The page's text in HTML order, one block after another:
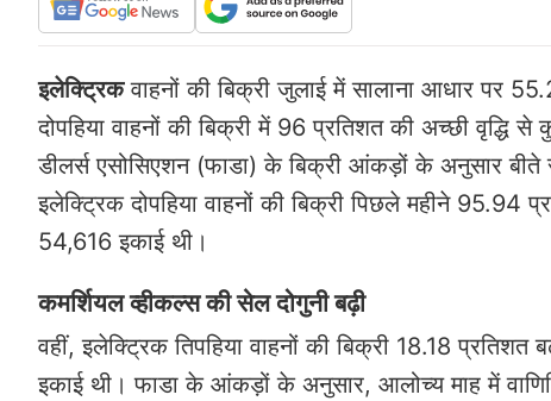
इलेक्ट्रिकवाहनों की बिक्री जुलाई में सालाना आधार पर
दोपहिया वाहनों की बिक्री में 96 प्रतिशत की अच्छी
डीलर्स एसोसिएशन (फाडा) के बिक्री आंकड़ों के अनुसार
इलेक्ट्रिक दोपहिया वाहनों की बिक्री पिछले महीने
54,616 इकाई थी।
कमर्शियल व्हीकल्स की सेल दोगुनी बढ़ी
वहीं, इलेक्ट्रिक तिपहिया वाहनों की बिक्री 18.18
इकाई थी। फाडा के आंकड़ों के अनुसार, आलोच्य माह में